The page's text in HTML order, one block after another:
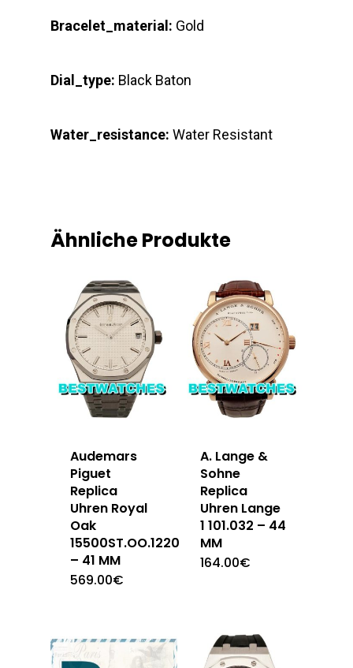
Bracelet_material: Gold
Dial_type: Black Baton
Water_resistance: Water Resistant
Ähnliche Produkte
Audemars
Piguet
Replica
Uhren Royal
Oak
15500ST.OO.1220ST.04
– 41 MM
569.00€
A. Lange &
Sohne
Replica
Uhren Lange
1 101.032 – 44
MM
164.00€